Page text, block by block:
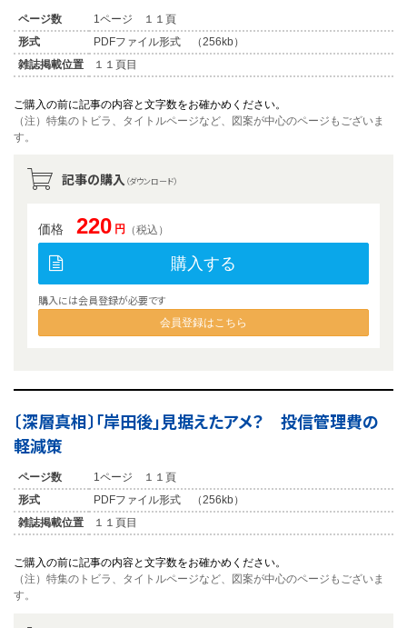
ページ数
1ページ １１頁
形式
PDFファイル形式 （256kb）
雑誌掲載位置
１１頁目
ご購入の前に記事の内容と文字数をお確かめください。
（注）特集のトビラ、タイトルページなど、図案が中心のページもございま
す。
記事の購入 （ダウンロード）
価格 220 円 （税込）
購入する
購入には会員登録が必要です
会員登録はこちら
〔深層真相〕「岸田後」見据えたアメ？ 投信管理費の
軽減策
ページ数
1ページ １１頁
形式
PDFファイル形式 （256kb）
雑誌掲載位置
１１頁目
ご購入の前に記事の内容と文字数をお確かめください。
（注）特集のトビラ、タイトルページなど、図案が中心のページもございま
す。